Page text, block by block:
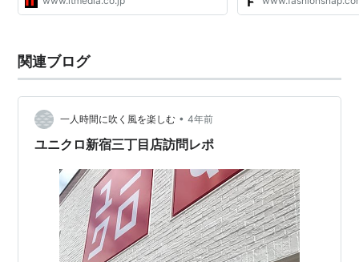
関連ブログ
一人時間に吹く風を楽しむ • 4年前
ユニクロ新宿三丁目店訪問レポ